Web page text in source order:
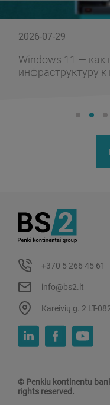
2026-07-29
Windows 11 — как
инфраструктуру к
+370 5 266 45 61
info@bs2.lt
Kareivių g. 2 LT-
© Penkiu kontinentu
rights reserved.